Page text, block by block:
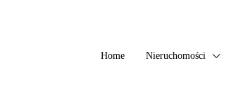
Home Nieruchomości